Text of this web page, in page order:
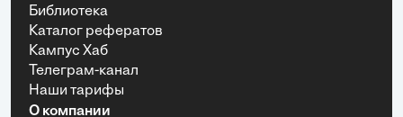
Библиотека
Каталог рефератов
Кампус Хаб
Телеграм-канал
Наши тарифы
О компании